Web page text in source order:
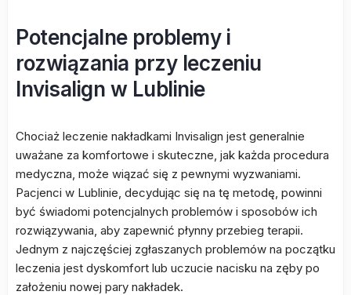
Potencjalne problemy i
rozwiązania przy leczeniu
Invisalign w Lublinie
Chociaż leczenie nakładkami Invisalign jest generalnie
uważane za komfortowe i skuteczne, jak każda procedura
medyczna, może wiązać się z pewnymi wyzwaniami.
Pacjenci w Lublinie, decydując się na tę metodę, powinni
być świadomi potencjalnych problemów i sposobów ich
rozwiązywania, aby zapewnić płynny przebieg terapii.
Jednym z najczęściej zgłaszanych problemów na początku
leczenia jest dyskomfort lub uczucie nacisku na zęby po
założeniu nowej pary nakładek.